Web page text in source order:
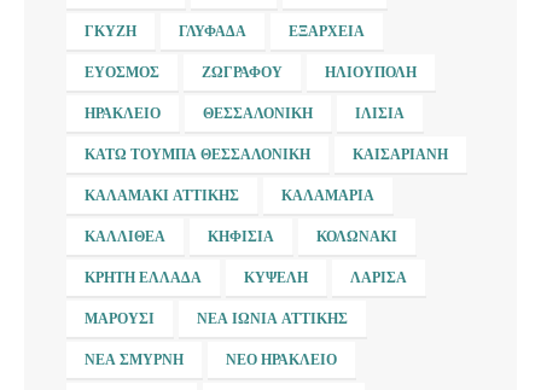
ΓΚΎΖΗ ΓΛΥΦΆΔΑ ΕΞΆΡΧΕΙΑ
ΕΎΟΣΜΟΣ ΖΩΓΡΆΦΟΥ ΗΛΙΟΎΠΟΛΗ
ΗΡΆΚΛΕΙΟ ΘΕΣΣΑΛΟΝΊΚΗ ΙΛΊΣΙΑ
ΚΆΤΩ ΤΟΎΜΠΑ ΘΕΣΣΑΛΟΝΊΚΗ ΚΑΙΣΑΡΙΑΝΉ
ΚΑΛΑΜΆΚΙ ΑΤΤΙΚΉΣ ΚΑΛΑΜΑΡΙΆ
ΚΑΛΛΙΘΈΑ ΚΗΦΙΣΙΆ ΚΟΛΩΝΆΚΙ
ΚΡΉΤΗ ΕΛΛΆΔΑ ΚΥΨΈΛΗ ΛΆΡΙΣΑ
ΜΑΡΟΎΣΙ ΝΈΑ ΙΩΝΊΑ ΑΤΤΙΚΉΣ
ΝΈΑ ΣΜΎΡΝΗ ΝΈΟ ΗΡΆΚΛΕΙΟ